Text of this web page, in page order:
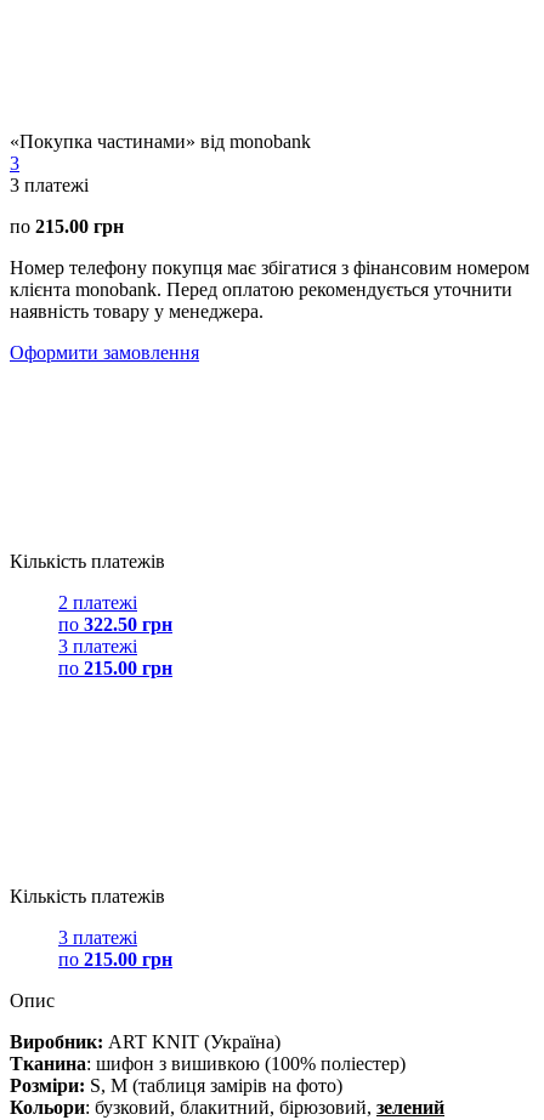
«Покупка частинами» від monobank
3
3 платежі
по 215.00 грн
Номер телефону покупця має збігатися з фінансовим номером
клієнта monobank. Перед оплатою рекомендується уточнити
наявність товару у менеджера.
Оформити замовлення
Кількість платежів
2 платежі
по 322.50 грн
3 платежі
по 215.00 грн
Кількість платежів
3 платежі
по 215.00 грн
Опис
Виробник: ART KNIT (Україна)
Тканина: шифон з вишивкою (100% поліестер)
Розміри: S, M (таблиця замірів на фото)
Кольори: бузковий, блакитний, бірюзовий, зелений